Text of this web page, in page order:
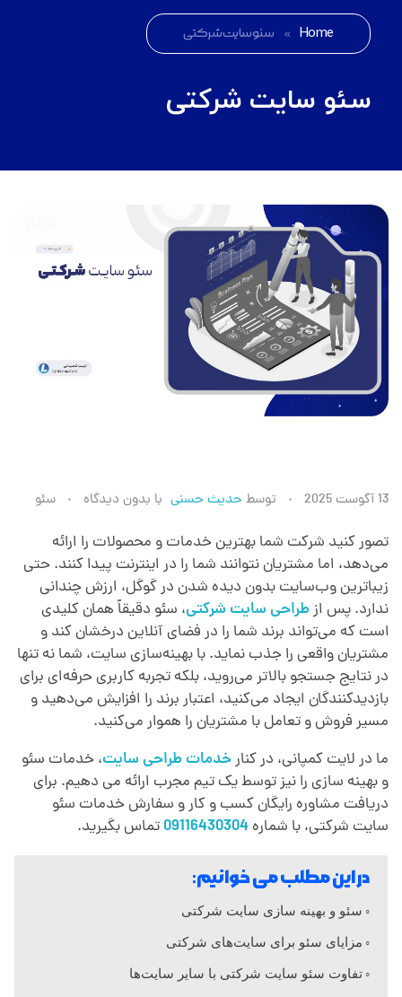
Home
» سئو سایت شرکتی
سئو سایت شرکتی
س
ئ
و
س
ا
ی
ت
ک
13 آگوست 2025 توسط حدیث حسنی با بدون دیدگاه سئو
تصور کنید شرکت شما بهترین خدمات و محصولات را ارائه
می‌دهد، اما مشتریان نتوانند شما را در اینترنت پیدا کنند. حتی
زیباترین وب‌سایت بدون دیده شدن در گوگل، ارزش چندانی
ندارد. پس ازطراحی سایت شرکتی، سئو دقیقاً همان کلیدی
است که می‌تواند برند شما را در فضای آنلاین درخشان کند و
مشتریان واقعی را جذب نماید. با بهینه‌سازی سایت، شما نه تنها
در نتایج جستجو بالاتر می‌روید، بلکه تجربه کاربری حرفه‌ای برای
بازدیدکنندگان ایجاد می‌کنید، اعتبار برند را افزایش می‌دهید و
مسیر فروش و تعامل با مشتریان را هموار می‌کنید.
ما در لایت کمپانی، در کنارخدمات طراحی سایت، خدمات سئو
و بهینه سازی را نیز توسط یک تیم مجرب ارائه می دهیم. برای
دریافت مشاوره رایگان کسب و کار و سفارش خدمات سئو
سایت شرکتی، با شماره 09116430304تماس بگیرید.
در این مطلب می خوانیم:
سئو و بهینه سازی سایت شرکتی
مزایای سئو برای سایت‌های شرکتی
تفاوت سئو سایت شرکتی با سایر ‌سایت‌ها